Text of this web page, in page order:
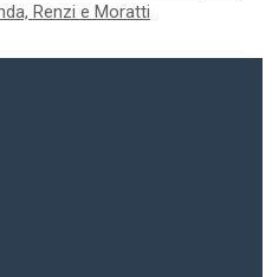
Renzi e Moratti